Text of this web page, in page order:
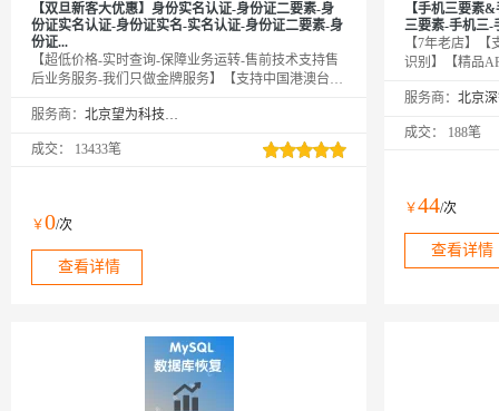
【双旦新客大优惠】身份实名认证-身份证二要素-身
份证实名认证-身份证实名-实名认证-身份证二要素-身
份证...
【超低价格-实时查询-保障业务运转-售前技术支持售
后业务服务-我们只做金牌服务】【支持中国港澳台居
号码】身份证实名认证接口是根据传入姓名和身份
要素-身份证实名认证-身份证实名认证-身份证二要素-
服务商： 北京望为科技有限公司
成交： 13433笔
￥0/次
查看详情
【手机三要素
三要素-手机三-
【7年老店】
识别】【精品
号、手机号的
连、质量保证
认证查询】
服务商：
成交： 188笔
￥44/次
查看详情